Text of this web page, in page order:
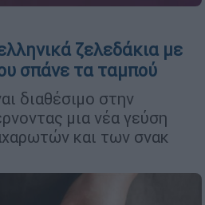
ζελεδάκια με
σπάνε τα ταμπού
διαθέσιμο στην
μια νέα γεύση
και των σνακ